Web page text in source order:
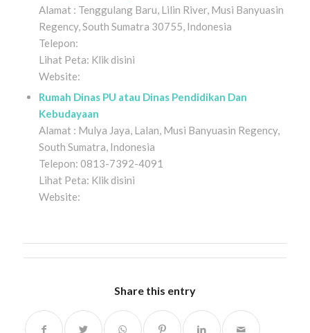
Alamat : Tenggulang Baru, Lilin River, Musi Banyuasin
Regency, South Sumatra 30755, Indonesia
Telepon:
Lihat Peta: Klik disini
Website:
Rumah Dinas PU atau Dinas Pendidikan Dan
Kebudayaan
Alamat : Mulya Jaya, Lalan, Musi Banyuasin Regency,
South Sumatra, Indonesia
Telepon: 0813-7392-4091
Lihat Peta: Klik disini
Website:
Share this entry